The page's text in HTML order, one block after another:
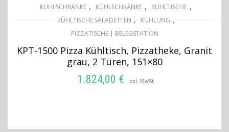
KÜHLSCHRÄNKE , KÜHLSCHRÄNKE , KÜHLTISCHE ,
KÜHLTISCHE SALADETTEN , KÜHLUNG ,
PIZZATISCHE | BELEGSTATION
KPT-1500 Pizza Kühltisch, Pizzatheke, Granit
grau, 2 Türen, 151×80
1.824,00 € zzl. MwSt.